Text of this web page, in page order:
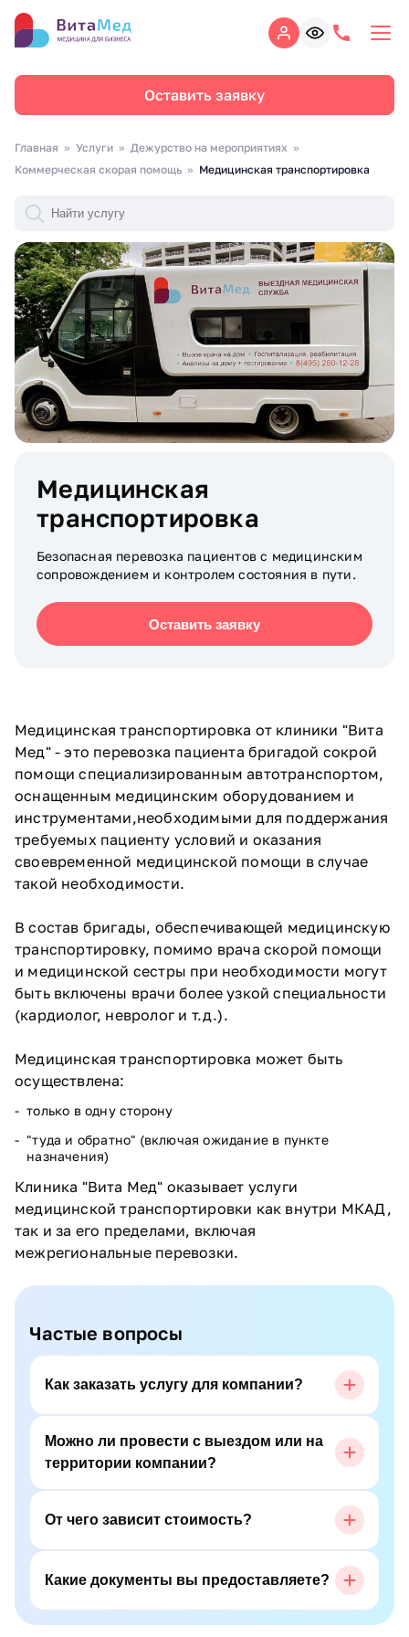
Оставить заявку
Главная Услуги
Дежурство на мероприятиях
Коммерческая скорая помощь
Медицинская транспортировка
Медицинская
транспортировка
Безопасная перевозка пациентов с медицинским
сопровождением и контролем состояния в пути.
Оставить заявку
Медицинская транспортировка от клиники "Вита
Мед" - это перевозка пациента бригадой сокрой
помощи специализированным автотранспортом,
оснащенным медицинским оборудованием и
инструментами,необходимыми для поддержания
требуемых пациенту условий и оказания
своевременной медицинской помощи в случае
такой необходимости.
В состав бригады, обеспечивающей медицинскую
транспортировку, помимо врача скорой помощи
и медицинской сестры при необходимости могут
быть включены врачи более узкой специальности
(кардиолог, невролог и т.д.).
Медицинская транспортировка может быть
осуществлена:
только в одну сторону
"туда и обратно" (включая ожидание в пункте
назначения)
Клиника "Вита Мед" оказывает услуги
медицинской транспортировки как внутри МКАД,
так и за его пределами, включая
межрегиональные перевозки.
Частые вопросы
Как заказать услугу для компании?
Можно ли провести с выездом или на
территории компании?
От чего зависит стоимость?
Какие документы вы предоставляете?